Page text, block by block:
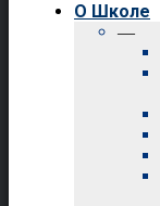
О Школе
—